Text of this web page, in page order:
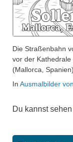
Die Straßenbahn
vor der Kathedrale
(Mallorca, Spanien)
In Ausmalbilder
Du kannst sehen